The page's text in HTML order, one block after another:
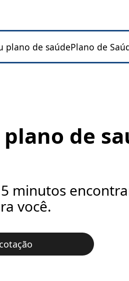
plano de saúdePlano de
de
minutos
você.